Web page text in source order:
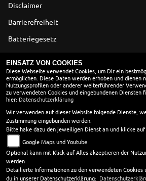
Disclaimer
Barrierefreiheit
Batteriegesetz
ÖFFNUNGSZEITEN
Montag:
09:00 - 18:00
Dienstag:
09:00 - 18:00
Mittwoch:
09:00 - 18:00
Donnerstag:
09:00 - 18:00
Freitag:
09:00 - 18:00
Samstag:
10:00 - 13:00
Sonntag:
geschlossen
EINSATZ VON COOKIES
Diese Webseite verwendet Cookies, um Dir ein
ermöglichen. Diese Daten werden erhoben und dienen
Nutzungsprofilen oder anderer weiterführender
zu verwendeten Cookies und eingebundenen Diensten
hier: Datenschutzerklärung
Wir verwenden auf dieser Website folgende Dienste,
Zustimmung eingebunden werden.
Bitte hake dazu den jeweiligen Dienst an und klicke auf
Google Maps und Youtube
Optional kann mit Klick auf Alles akzeptieren der
werden
Detailierte Informationen zu den verwendeten Cookies
du in unserer Datenschutzerklärung: